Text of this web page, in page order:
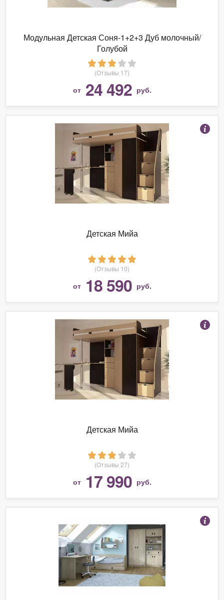
Модульная Детская Соня-1+2+3 Дуб молочный/
Голубой
(Отзывы 17)
от 24 492 руб.
Детская Мийа
(Отзывы 10)
от 18 590 руб.
Детская Мийа
(Отзывы 27)
от 17 990 руб.